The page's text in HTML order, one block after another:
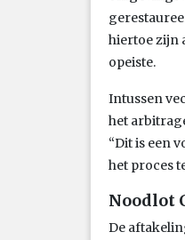
hiertoe zijn
opeiste.
Intussen
het
“Dit is een
het proces
Noodlot
De